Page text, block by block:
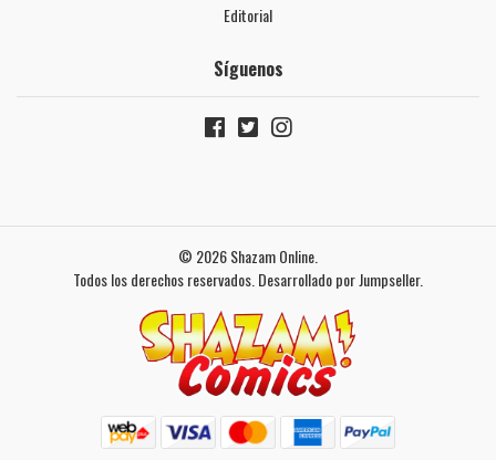
Editorial
Síguenos
© 2026 Shazam Online.
Todos los derechos reservados. Desarrollado por Jumpseller.